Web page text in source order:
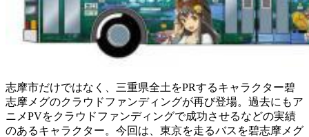
志摩市だけではなく、三重県全土をPRするキャラクター碧
志摩メグのクラウドファンディングが再び登場。過去にもア
ニメPVをクラウドファンディングで成功させるなどの実績
のあるキャラクター。今回は、東京を走るバスを碧志摩メグ